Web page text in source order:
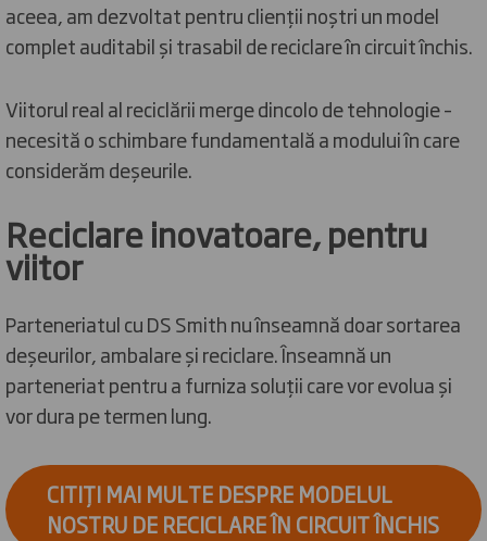
aceea, am dezvoltat pentru clienții noștri un model
complet auditabil și trasabil de reciclare în circuit închis.
Viitorul real al reciclării merge dincolo de tehnologie –
necesită o schimbare fundamentală a modului în care
considerăm deșeurile.
Reciclare inovatoare, pentru
viitor
Parteneriatul cu DS Smith nu înseamnă doar sortarea
deșeurilor, ambalare și reciclare. Înseamnă un
parteneriat pentru a furniza soluții care vor evolua și
vor dura pe termen lung.
CITIȚI MAI MULTE DESPRE MODELUL
NOSTRU DE RECICLARE ÎN CIRCUIT ÎNCHIS